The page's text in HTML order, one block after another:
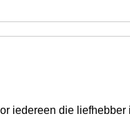
iedereen die liefhebber